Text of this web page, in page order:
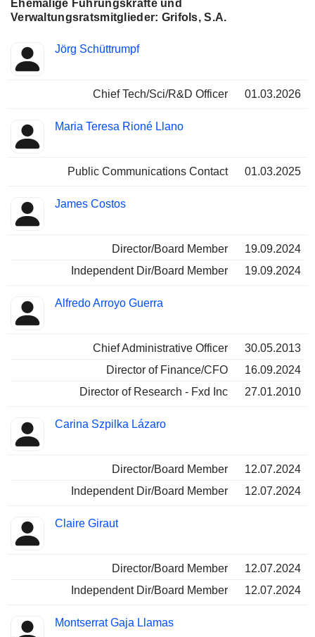
Ehemalige Führungskräfte und
Verwaltungsratsmitglieder: Grifols, S.A.
Insider
Besetzte
Positionen
Jörg Schüttrumpf
Chief Tech/Sci/R&D Officer 01.03.2026
Maria Teresa Rioné Llano
Public Communications Contact 01.03.2025
James Costos
Director/Board Member
19.09.2024
Independent Dir/Board Member
19.09.2024
Alfredo Arroyo Guerra
Chief Administrative Officer
30.05.2013
Director of Finance/CFO
16.09.2024
Director of Research - Fxd Inc
27.01.2010
Carina Szpilka Lázaro
Director/Board Member
12.07.2024
Independent Dir/Board Member
12.07.2024
Claire Giraut
Director/Board Member
12.07.2024
Independent Dir/Board Member
12.07.2024
Montserrat Gaja Llamas